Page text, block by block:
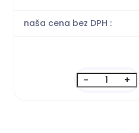
naša cena bez DPH :
- +